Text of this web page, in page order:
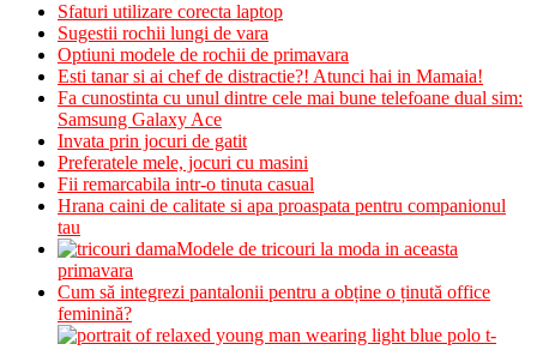
Sfaturi utilizare corecta laptop
Sugestii rochii lungi de vara
Optiuni modele de rochii de primavara
Esti tanar si ai chef de distractie?! Atunci hai in Mamaia!
Fa cunostinta cu unul dintre cele mai bune telefoane dual sim:
Samsung Galaxy Ace
Invata prin jocuri de gatit
Preferatele mele, jocuri cu masini
Fii remarcabila intr-o tinuta casual
Hrana caini de calitate si apa proaspata pentru companionul
tau
Modele de tricouri la moda in aceasta
primavara
Cum să integrezi pantalonii pentru a obține o ținută office
feminină?